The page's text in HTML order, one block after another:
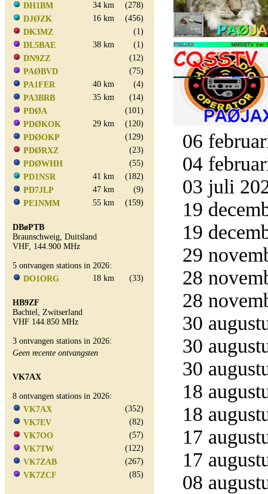
DH1BM
34 km
(278)
DJØZK
16 km
(456)
DK3MZ
(1)
DL5BAE
38 km
(1)
DN9ZZ
(12)
PAØBVD
(75)
PA1FER
40 km
(4)
PA3BRB
35 km
(14)
PDØA
(101)
PDØKOK
29 km
(120)
PDØOKP
(129)
PDØRXZ
(23)
PDØWHH
(55)
PD1NSR
41 km
(182)
PD7JLP
47 km
(9)
PE1NMM
55 km (159)
DBøPTB
Braunschweig, Duitsland
VHF, 144.900 MHz
5 ontvangen stations in 2026:
DO1ORG
18 km (33)
HB9ZF
Bachtel, Zwitserland
VHF 144.850 MHz
3 ontvangen stations in 2026:
Geen recente ontvangsten
VK7AX
8 ontvangen stations in 2026:
VK7AX
(352)
VK7EV
(82)
VK7OO
(57)
VK7TW
(122)
VK7ZAB
(267)
VK7ZCF
(85)
06
04
03 juli
19
19
29
28
28
30
30
30
18
18
17
17
08